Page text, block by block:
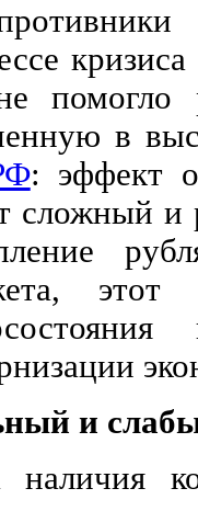
помогло
в
: эффект
сложный и
этот
и
наличия